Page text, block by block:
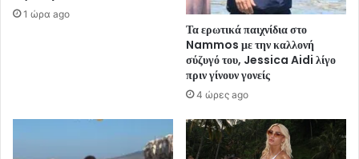
1 ώρα ago
Τα ερωτικά παιχνίδια στο
Nammos με την καλλονή
σύζυγό του, Jessica Aidi λίγο
πριν γίνουν γονείς
4 ώρες ago